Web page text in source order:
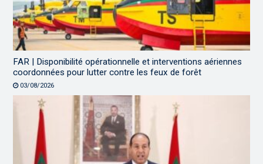
FAR | Disponibilité opérationnelle et interventions aériennes
coordonnées pour lutter contre les feux de forêt
03/08/2026